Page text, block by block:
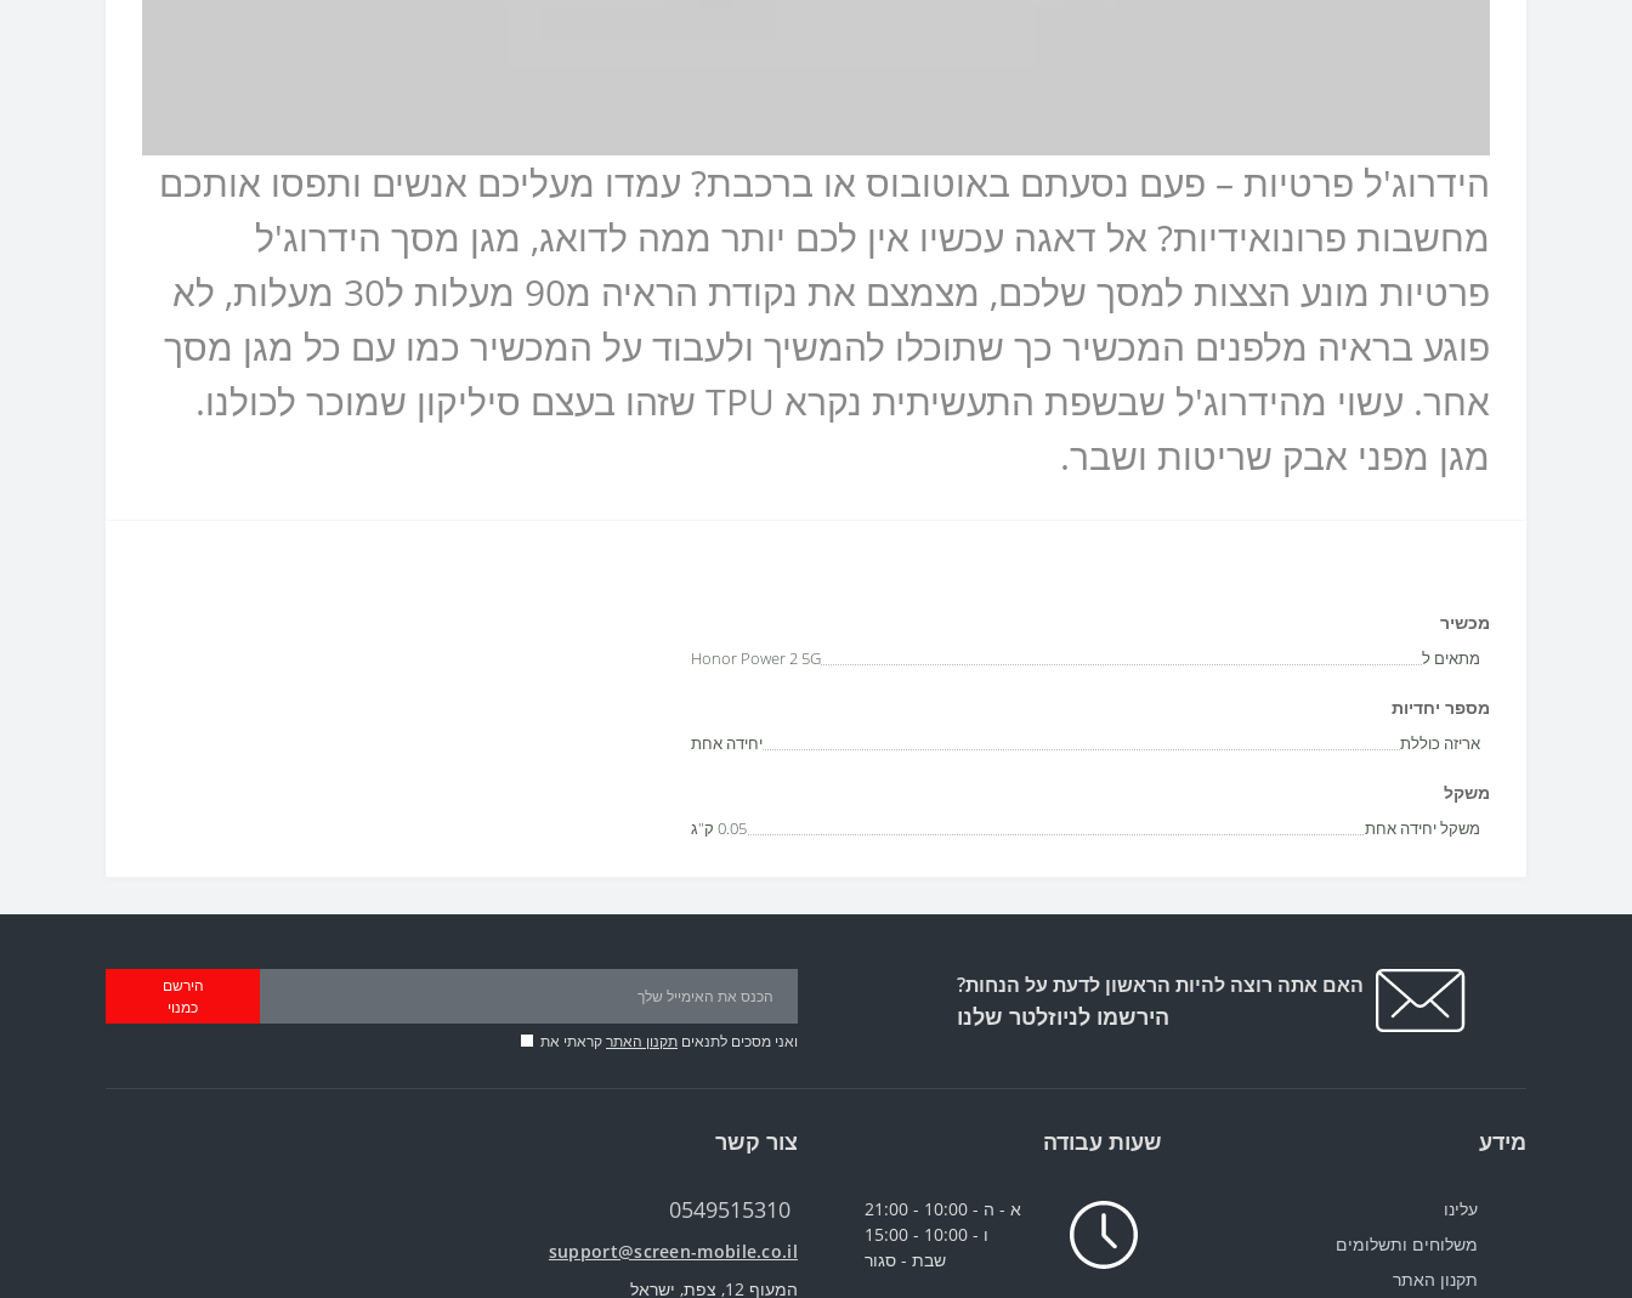
הידרוג'ל פרטיות – פעם נסעתם באוטובוס או ברכבת? עמדו מעליכם אנשים ותפסו אותכם
מחשבות פרונואידיות? אל דאגה עכשיו אין לכם יותר ממה לדואג, מגן מסך הידרוג'ל
פרטיות מונע הצצות למסך שלכם, מצמצם את נקודת הראיה מ90 מעלות ל30 מעלות, לא
פוגע בראיה מלפנים המכשיר כך שתוכלו להמשיך ולעבוד על המכשיר כמו עם כל מגן מסך
אחר. עשוי מהידרוג'ל שבשפת התעשיתית נקרא TPU שזהו בעצם סיליקון שמוכר לכולנו.
מגן מפני אבק שריטות ושבר.
מכשיר
מתאים ל Honor Power 2 5G
מספר יחדיות
אריזה כוללת יחידה אחת
משקל
משקל יחידה אחת 0.05 ק"ג
האם אתה רוצה להיות הראשון לדעת על הנחות?
הירשמו לניוזלטר שלנו
הירשם
כמנוי
ואני מסכים לתנאים תקנון האתרקראתי את
מידע
עלינו
משלוחים ותשלומים
תקנון האתר
שעות עבודה
א - ה - 10:00 - 21:00
ו - 10:00 - 15:00
שבת - סגור
צור קשר
0549515310
support@screen-mobile.co.il
המעוף 12, צפת, ישראל